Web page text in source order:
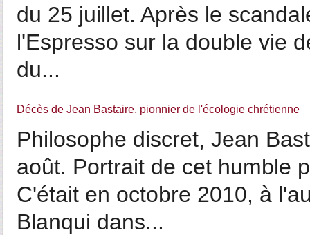
du 25 juillet. Après le
l'Espresso sur la double vie
du...
Décès de Jean Bastaire, pionnier de l'écologie chrétienne
Philosophe discret, Jean
août. Portrait de cet humble
C'était en octobre 2010, à
Blanqui dans...